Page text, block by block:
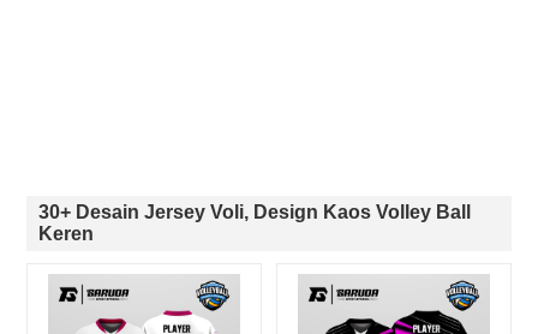
30+ Desain Jersey Voli, Design Kaos Volley Ball
Keren